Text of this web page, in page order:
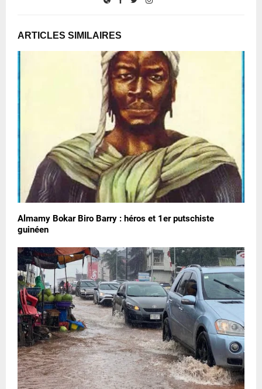
ARTICLES SIMILAIRES
Almamy Bokar Biro Barry : héros et 1er putschiste
guinéen